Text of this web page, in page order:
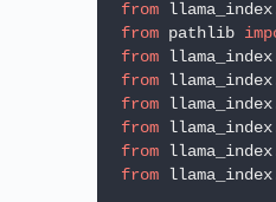
from
from pathlib
from
from
from
from
from
from